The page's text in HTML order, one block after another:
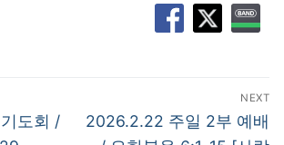
도회 /
NEXT
Next
2026.2.22 주일 2부 예배